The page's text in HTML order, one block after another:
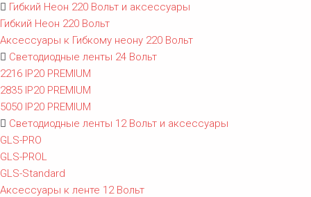
Гибкий Неон 220 Вольт и аксессуары
Гибкий Неон 220 Вольт
Аксессуары к Гибкому неону 220 Вольт
Светодиодные ленты 24 Вольт
2216 IP20 PREMIUM
2835 IP20 PREMIUM
5050 IP20 PREMIUM
Светодиодные ленты 12 Вольт и аксессуары
GLS-PRO
GLS-PROL
GLS-Standard
Аксессуары к ленте 12 Вольт